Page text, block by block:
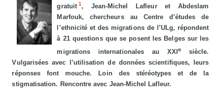
gratuit1, Jean-Michel Lafleur et Abdeslam
Marfouk, chercheurs au Centre d’études de
l’ethnicité et des migrations de l’ULg, répondent
à 21 questions que se posent les Belges sur les
migrations internationales au XXIe
siècle.
Vulgarisées avec l’utilisation de données scientifiques, leurs
réponses font mouche. Loin des stéréotypes et de la
stigmatisation. Rencontre avec Jean-Michel Lafleur.